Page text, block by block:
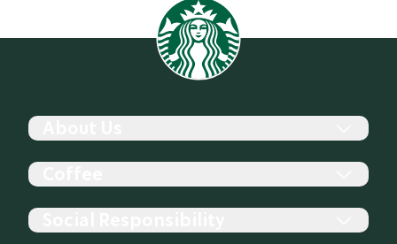
History
The Company
Store
Starbucks For The Record
Starbucks Reserve
Coffee Sourcing, Roasting, and Blending